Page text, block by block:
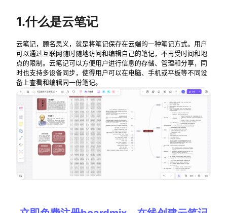
客户端、插件
解决方案
高效协作
团队协作提效
素材整理
敏捷实践
在线绘图
思维和灵感整理
流程整理
1.什么是云笔记
云笔记，顾名思义，就是将笔记保存在云端的一种笔记方式。用户
可以通过互联网随时随地访问和编辑自己的笔记，不再受时间和地
点的限制。云笔记可以方便用户进行信息的存储、管理和分享，同
时也支持多设备同步，使得用户可以在电脑、手机或平板等不同设
备上查看和编辑同一份笔记。